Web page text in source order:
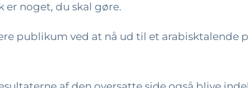
noget, du skal gøre.
publikum ved at nå ud til et arabisktalende